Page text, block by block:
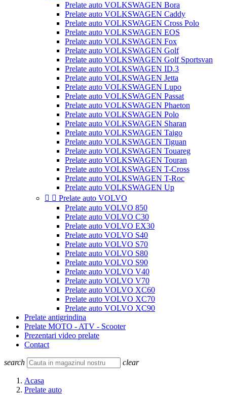
Prelate auto VOLKSWAGEN Bora
Prelate auto VOLKSWAGEN Caddy
Prelate auto VOLKSWAGEN Cross Polo
Prelate auto VOLKSWAGEN EOS
Prelate auto VOLKSWAGEN Fox
Prelate auto VOLKSWAGEN Golf
Prelate auto VOLKSWAGEN Golf Sportsvan
Prelate auto VOLKSWAGEN ID.3
Prelate auto VOLKSWAGEN Jetta
Prelate auto VOLKSWAGEN Lupo
Prelate auto VOLKSWAGEN Passat
Prelate auto VOLKSWAGEN Phaeton
Prelate auto VOLKSWAGEN Polo
Prelate auto VOLKSWAGEN Sharan
Prelate auto VOLKSWAGEN Taigo
Prelate auto VOLKSWAGEN Tiguan
Prelate auto VOLKSWAGEN Touareg
Prelate auto VOLKSWAGEN Touran
Prelate auto VOLKSWAGEN T-Cross
Prelate auto VOLKSWAGEN T-Roc
Prelate auto VOLKSWAGEN Up
  Prelate auto VOLVO
Prelate auto VOLVO 850
Prelate auto VOLVO C30
Prelate auto VOLVO EX30
Prelate auto VOLVO S40
Prelate auto VOLVO S70
Prelate auto VOLVO S80
Prelate auto VOLVO S90
Prelate auto VOLVO V40
Prelate auto VOLVO V70
Prelate auto VOLVO XC60
Prelate auto VOLVO XC70
Prelate auto VOLVO XC90
Prelate antigrindina
Prelate MOTO - ATV - Scooter
Prezentari video prelate
Contact
search clear
Acasa
Prelate auto